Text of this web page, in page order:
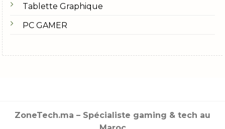
surtout si vous transportez votre casque
régulièrement. Les câbles renforcés en nylon ou
tressés sont aussi plus durables. Un casque durable
trouver un bon compromis entre prix et qualité. Les
Tablette Graphique
PC GAMER
ZoneTech.ma – Spécialiste gaming & tech au